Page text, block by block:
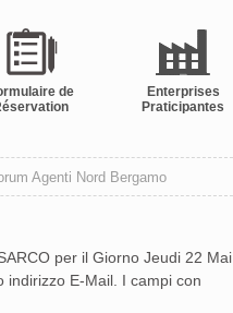
de
Enterprises
Praticipantes
Agenti Nord Bergamo
per il Giorno Jeudi 22 Mai .
indirizzo E-Mail. I campi con